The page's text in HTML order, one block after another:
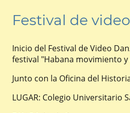
Festival de
Inicio del Festival de Video
festival "Habana movimiento
Junto con la Oficina del
LUGAR: Colegio Universitario